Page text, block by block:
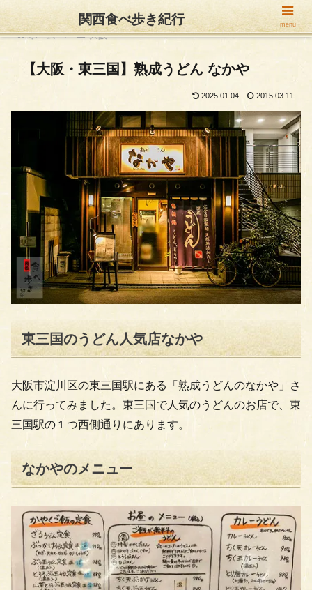
ホーム 大阪
【大阪・東三国】熟成うどん なかや
2025.01.04 2015.03.11
東三国のうどん人気店なかや
大阪市淀川区の東三国駅にある「熟成うどんのなかや」さ
んに行ってみました。東三国で人気のうどんのお店で、東
三国駅の１つ西側通りにあります。
なかやのメニュー
関西食べ歩き紀行 menu